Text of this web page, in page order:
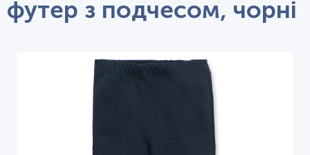
футер з подчесом, чорні